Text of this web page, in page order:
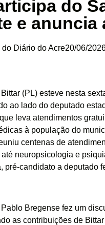
do
e anuncia
do Diário do Acre20/06/
(PL) esteve nesta
ao lado do deputado
leva atendimentos
à população do
centenas de
neuropsicologia e
pré-candidato a deputado
Bregense fez um
as contribuições de